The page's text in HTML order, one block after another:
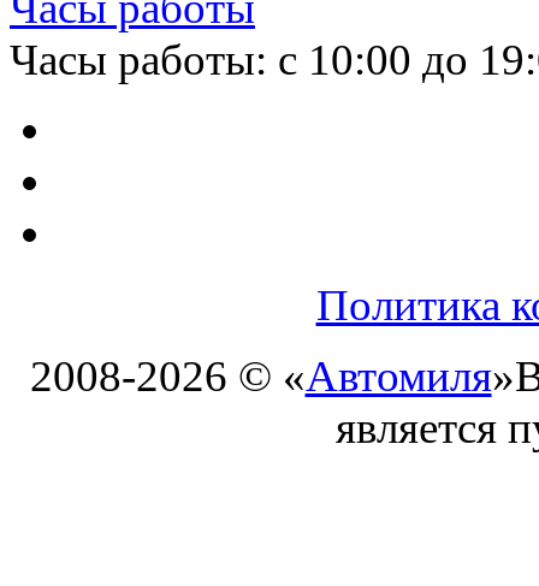
Часы работы: с 10:00 до
Политика
2008-2026 © «Автомиля»
является